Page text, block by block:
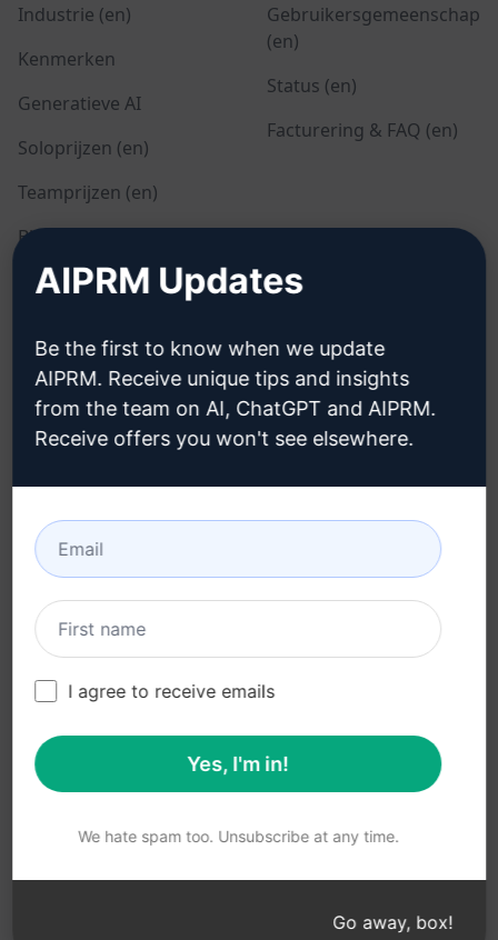
Industrie (en)
Kenmerken
Generatieve AI
Soloprijzen (en)
Teamprijzen (en)
Blog (en)
Gebruikersgemeenschap
(en)
Status (en)
Facturering & FAQ (en)
Privacybeleid (en)
Beleid voor acceptabel
gebruik (en)
Gebruiksvoorwaarden
Browseruitbreidingsvoorwaarden
(en)
Factureringsvoorwaarden
(en)
Hoe installeren
Google Chrome (en)
Microsoft Edge (en)
© 2026
All logos, trademarks, and registered trademarks are the
AIPRM and other related brand names are registered
laws.
and EU CTM EU18823472, EU18830896.
AIPRM Updates
Be the first to know when we update
AIPRM. Receive unique tips and insights
from the team on AI, ChatGPT and AIPRM.
Receive offers you won't see elsewhere.
I agree to receive emails
Yes, I'm in!
We hate spam too. Unsubscribe at any time.
Go away, box!